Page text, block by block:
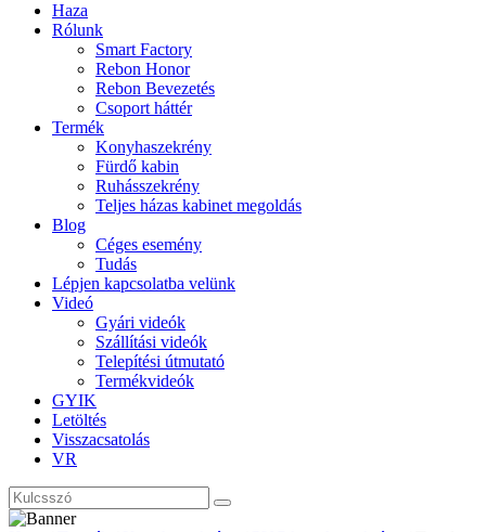
Haza
Rólunk
Smart Factory
Rebon Honor
Rebon Bevezetés
Csoport háttér
Termék
Konyhaszekrény
Fürdő kabin
Ruhásszekrény
Teljes házas kabinet megoldás
Blog
Céges esemény
Tudás
Lépjen kapcsolatba velünk
Videó
Gyári videók
Szállítási videók
Telepítési útmutató
Termékvideók
GYIK
Letöltés
Visszacsatolás
VR